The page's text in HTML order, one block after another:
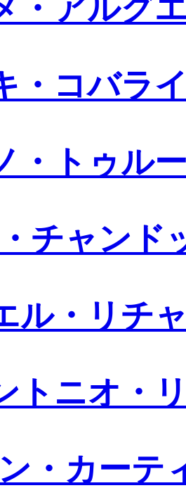
・アルグ
・コバラ
・トゥル
チャンド
ル・リチ
トニオ・
・カーテ